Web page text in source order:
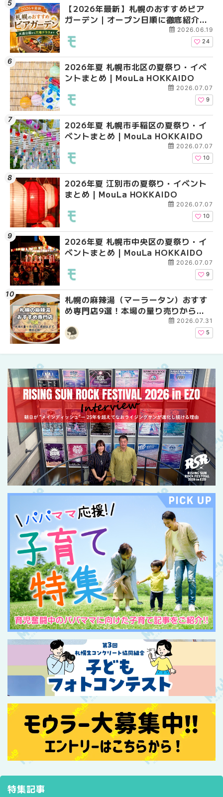
【2026年最新】札幌のおすすめビア
ガーデン｜オープン日順に徹底紹介！
大通公園から穴場テラスまで | MouLa
HOKKAIDO
2026.06.19
24
2026年夏 札幌市北区の夏祭り・イベ
ントまとめ | MouLa HOKKAIDO
2026.07.07
9
2026年夏 札幌市手稲区の夏祭り・イ
ベントまとめ | MouLa HOKKAIDO
2026.07.07
10
2026年夏 江別市の夏祭り・イベント
まとめ | MouLa HOKKAIDO
2026.07.07
10
2026年夏 札幌市中央区の夏祭り・イ
ベントまとめ | MouLa HOKKAIDO
2026.07.07
9
札幌の麻辣湯（マーラータン）おすす
め専門店9選！本場の量り売りから最
新店まで徹底比較 | MouLa
HOKKAIDO
2026.07.31
5
2026年夏 札幌市北区
ントまとめ | MouLa
2026年夏 札幌市清田
ベントまとめ |
2026年夏 札幌市豊平
ベントまとめ |
2026年夏 札幌市南区
ントまとめ | MouLa
2026年夏 札幌市中央
ベントまとめ |
2026年夏 恵庭市・千
イベントまとめ |
2026年夏 札幌市手稲
ベントまとめ |
2026年夏 札幌市清田
ベントまとめ |
札幌の麻辣湯（マーラ
め専門店6選！本場の
新店まで徹底比較 |
2026年夏 札幌市豊平
ベントまとめ |
【新千歳空港】新カー
業。「SUPER
ーパーラウンジアネッ
介！！ | MouLa
2026年夏 札幌市南区
ントまとめ | MouLa
特集記事